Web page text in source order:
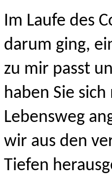
Im Laufe des
darum ging,
zu mir passt
haben Sie
Lebensweg
wir aus den
Tiefen